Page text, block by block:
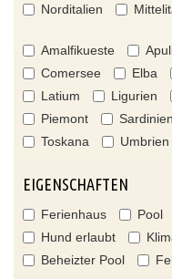
Norditalien
Amalfikueste
Comersee
Elba
Latium
Ligurien
Piemont
Sardinien
Toskana
Umbrien
EIGENSCHAFTEN
Ferienhaus Pool
Hund erlaubt
Beheizter Pool